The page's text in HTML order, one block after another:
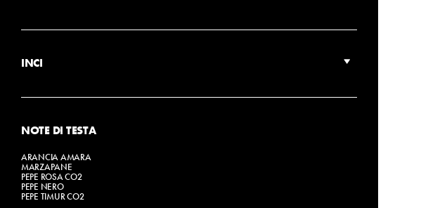
INCI
AQUA (WATER)
CITRONELLOL
GERANIOL
BENZY SALICYLATE
BENZYL BENZOATE
ALPHA-ISOMETHYL IONONE
FARNESOL
CITRAL
NOTE DI TESTA
ARANCIA AMARA
MARZAPANE
PEPE ROSA CO2
PEPE NERO
PEPE TIMUR CO2